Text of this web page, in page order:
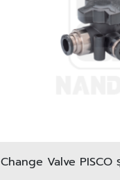
Change Valve PISCO